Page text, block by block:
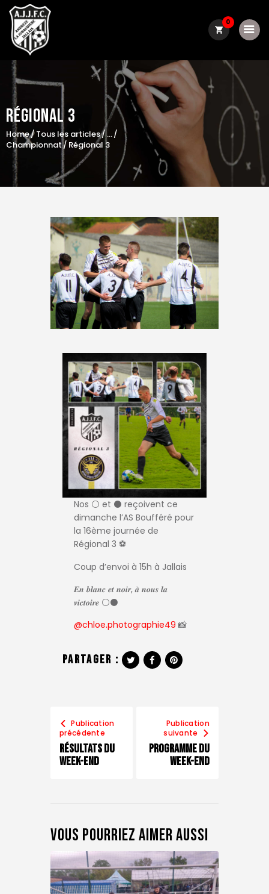
0
Régional 3
Home Tous les articles
...
Championnat
Régional 3
Le club
Actualité
Convocations
Résultats / classements
Boutique
matchs du week-end
Galerie photo
Nos ⚪️ et ⚫️ reçoivent ce
dimanche l’AS Boufféré pour
la 16ème journée de
Régional 3 ⚽️
Coup d’envoi à 15h à Jallais
𝑬𝒏 𝒃𝒍𝒂𝒏𝒄 𝒆𝒕 𝒏𝒐𝒊𝒓, 𝒂̀ 𝒏𝒐𝒖𝒔 𝒍𝒂
𝒗𝒊𝒄𝒕𝒐𝒊𝒓𝒆 ⚪️⚫️
@chloe.photographie49 📸
Partager :
Publication
précédente
Résultats du
week-end
Publication
suivante
Programme du
week-end
Vous pourriez aimer aussi